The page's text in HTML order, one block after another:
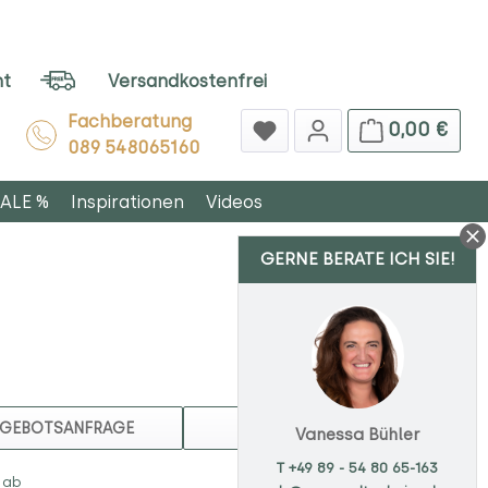
Versandkostenfrei
Fachberatung
089 548065160
0,00 €
% Inspirationen Videos
MERKEN
GERNE BERATE ICH SIE!
Vanessa Bühler
T +49 89 - 54 80 65-163